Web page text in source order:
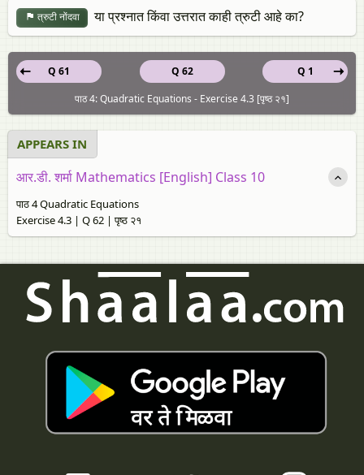
त्रुटी नोंदवा या प्रश्नात किंवा उत्तरात काही त्रुटी आहे का?
Q 62
Q 61
Q 1
पाठ 4: Quadratic Equations - Exercise 4.3 [पृष्ठ २१]
APPEARS IN
आर.डी. शर्मा Mathematics [English] Class 10
पाठ 4 Quadratic Equations
Exercise 4.3 | Q 62 | पृष्ठ २१